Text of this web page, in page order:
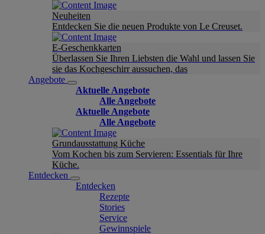
Neuheiten
Entdecken Sie die neuen Produkte von Le Creuset.
E-Geschenkkarten
Überlassen Sie Ihren Liebsten die Wahl und lassen Sie
sie das Kochgeschirr aussuchen, das
Angebote
Aktuelle Angebote
Alle Angebote
Aktuelle Angebote
Alle Angebote
Grundausstattung Küche
Vom Kochen bis zum Servieren: Essentials für Ihre
Küche.
Entdecken
Entdecken
Rezepte
Stories
Service
Gewinnspiele